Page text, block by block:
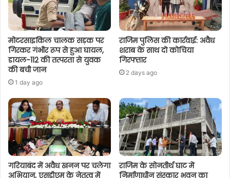
मोटरसाइकिल चालक सड़क पर
गिरकर गंभीर रूप से हुआ घायल,
डायल-112 की तत्परता से युवक
की बची जान
1 day ago
राजिम पुलिस की कार्रवाई: अवैध
शराब के साथ दो कोचिया
गिरफ्तार
2 days ago
गरियाबंद में अवैध खनन पर चलेगा
अभियान, एसडीएम के नेतृत्व में
राजिम के सोनतीर्थ घाट में
निर्माणाधीन संस्कार भवन का